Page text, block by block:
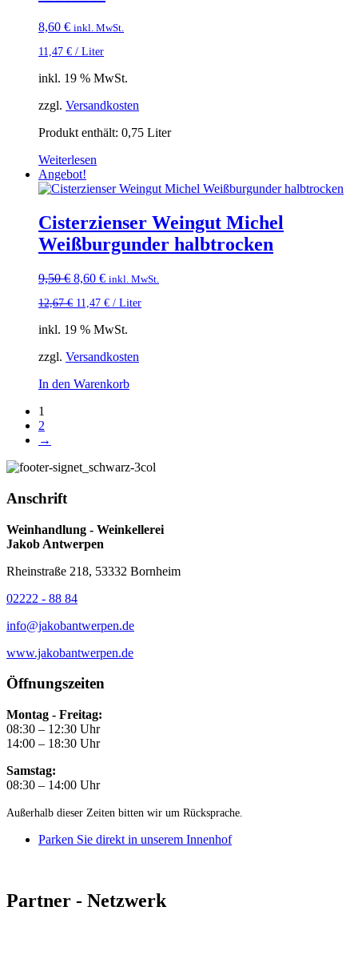
8,60 € inkl. MwSt.
11,47 € / Liter
inkl. 19 % MwSt.
zzgl. Versandkosten
Produkt enthält: 0,75 Liter
Weiterlesen
Angebot!
Cisterzienser Weingut Michel
Weißburgunder halbtrocken
9,50€ Ursprünglicher
war:
8,60 €Aktueller
ist:
inkl. MwSt.
12,67€ 11,47 € / Liter
inkl. 19 % MwSt.
zzgl. Versandkosten
In den Warenkorb
1
2
→
Anschrift
Weinhandlung - Weinkellerei
Jakob Antwerpen
Rheinstraße 218, 53332 Bornheim
02222 - 88 84
info@jakobantwerpen.de
www.jakobantwerpen.de
Öffnungszeiten
Montag - Freitag:
08:30 – 12:30 Uhr
14:00 – 18:30 Uhr
Samstag:
08:30 – 14:00 Uhr
Außerhalb dieser Zeiten bitten wir um Rücksprache.
Parken Sie direkt in unserem Innenhof
Partner - Netzwerk